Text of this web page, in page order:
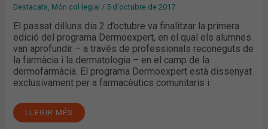
Destacats, Món col·legial / 5 d'octubre de 2017
El passat dilluns dia 2 d’octubre va finalitzar la primera
edició del programa Dermoexpert, en el qual els alumnes
van aprofundir – a través de professionals reconeguts de
la farmàcia i la dermatologia – en el camp de la
dermofarmàcia. El programa Dermoexpert està dissenyat
exclusivament per a farmacèutics comunitaris i
LLEGIR MÉS